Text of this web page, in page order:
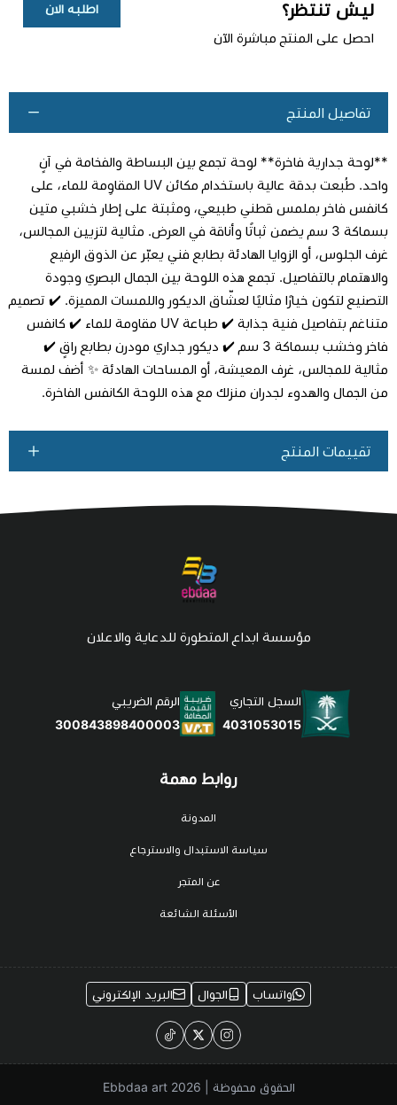
ليش تنتظر؟
احصل على المنتج مباشرة الآن
اطلبه الان
اطلب المنتج
تفاصيل المنتج
**لوحة جدارية فاخرة** لوحة تجمع بين البساطة والفخامة في آنٍ
واحد. طُبعت بدقة عالية باستخدام مكائن UV المقاوِمة للماء، على
كانفس فاخر بملمس قطني طبيعي، ومثبتة على إطار خشبي متين
بسماكة 3 سم يضمن ثباتًا وأناقة في العرض. مثالية لتزيين المجالس،
غرف الجلوس، أو الزوايا الهادئة بطابع فني يعبّر عن الذوق الرفيع
والاهتمام بالتفاصيل. تجمع هذه اللوحة بين الجمال البصري وجودة
التصنيع لتكون خيارًا مثاليًا لعشّاق الديكور واللمسات المميزة. ✔️ تصميم
متناغم بتفاصيل فنية جذابة ✔️ طباعة UV مقاومة للماء ✔️ كانفس
فاخر وخشب بسماكة 3 سم ✔️ ديكور جداري مودرن بطابع راقٍ ✔️
مثالية للمجالس، غرف المعيشة، أو المساحات الهادئة ✨ أضف لمسة
من الجمال والهدوء لجدران منزلك مع هذه اللوحة الكانفس الفاخرة.
تقييمات المنتج
روابط مهمة
المدونة
سياسة الاستبدال والاسترجاع
عن المتجر
الأسئلة الشائعة
مؤسسة ابداع المتطورة للدعاية والاعلان
السجل التجاري
4031053015
الرقم الضريبي
300843898400003
واتساب الجوال البريد الإلكتروني
الحقوق محفوظة | 2026 Ebbdaa art